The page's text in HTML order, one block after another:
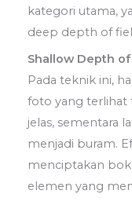
kategori utama,
deep depth of
Shallow Depth
Pada teknik ini,
foto yang terlihat
jelas, sementara
menjadi buram.
menciptakan
elemen yang